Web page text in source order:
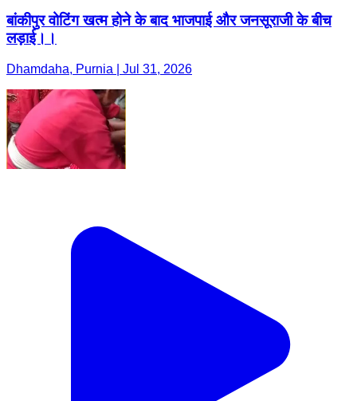
बांकीपुर वोटिंग खत्म होने के बाद भाजपाई और जनसूराजी के बीच
लड़ाई।।
Dhamdaha, Purnia | Jul 31, 2026